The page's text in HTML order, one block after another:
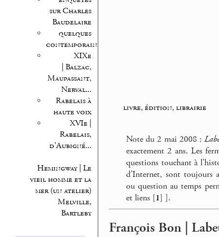
sur Charles
Baudelaire
quelques
contemporains
XIXe
| Balzac,
Maupassant,
Nerval...
Rabelais à
haute voix
XVIe |
Rabelais,
d’Aubigné...
Hemingway | Le
vieil homme et la
mer (un atelier)
Melville,
Bartleby
livre, édition, librairie
Note du 2 mai 2008 :
exactement 2 ans. Les
questions touchant à
d’Internet, sont toujours
ou question au temps
et liens [1] ].
François Bon |